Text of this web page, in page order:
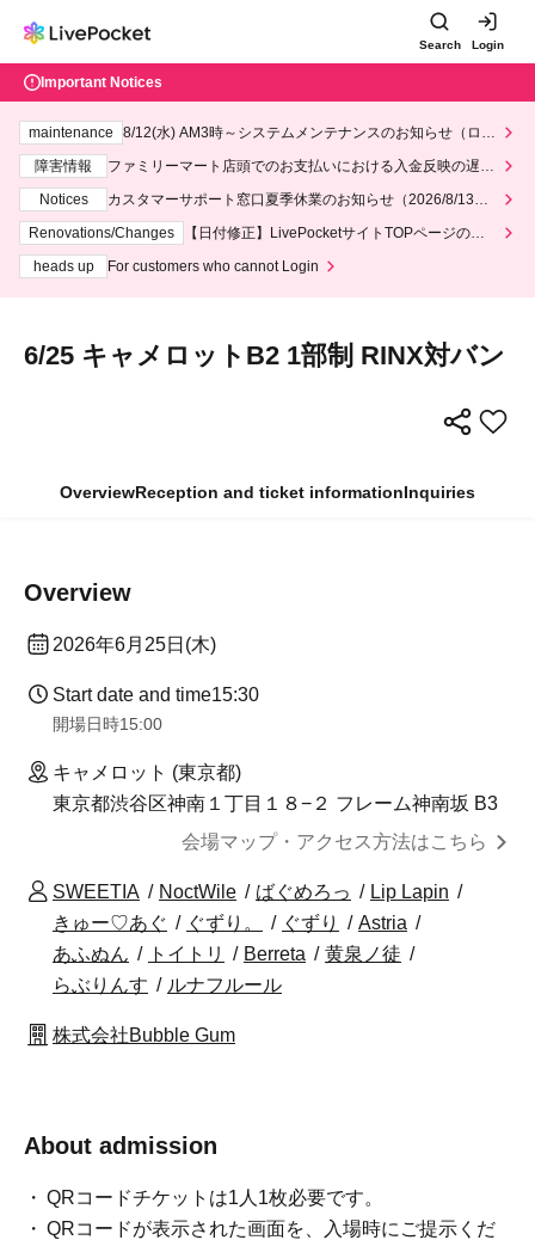
Search Login
Important Notices
maintenance
8/12(水) AM3時～システムメンテナンスのお知らせ（ロー
障害情報
ファミリーマート店頭でのお支払いにおける入金反映の遅延
Notices
カスタマーサポート窓口夏季休業のお知らせ（2026/8/13～2
026/8/14）
Renovations/Changes
【日付修正】LivePocketサイトTOPページのデ
heads up
For customers who cannot Login
6/25 キャメロットB2 1部制 RINX対バン
OverviewReception and ticket informationInquiries
Overview
2026年6月25日(木)
Start date and time15:30
開場日時15:00
キャメロット (東京都)
東京都渋谷区神南１丁目１８−２ フレーム神南坂 B3
会場マップ・アクセス方法はこちら
SWEETIA NoctWile ばぐめろっ
Lip Lapin
きゅー♡あぐ
ぐずり。 ぐずり
Astria
あふぬん
トイトリ Berreta
黄泉ノ徒
らぶりんす
ルナフルール
株式会社Bubble Gum
About admission
QRコードチケットは1人1枚必要です。
QRコードが表示された画面を、入場時にご提示くだ